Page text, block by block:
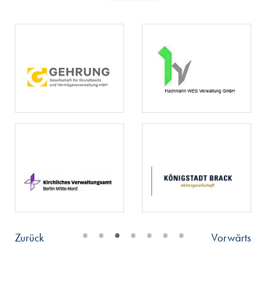
Zurück • • • • • • • Vorwärts